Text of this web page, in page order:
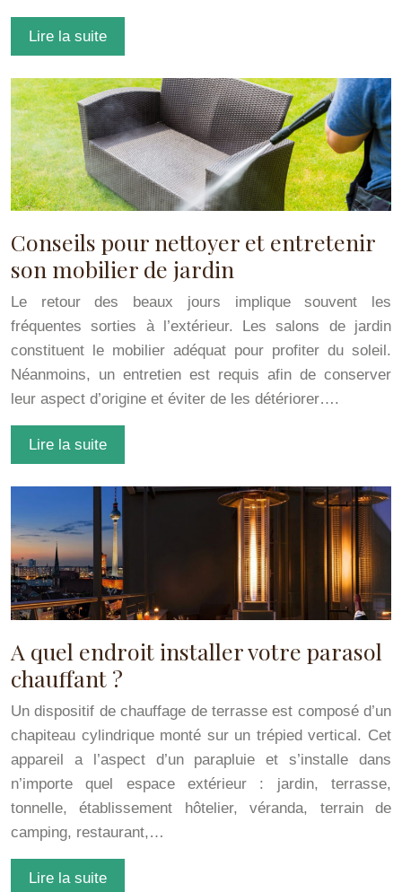
Lire la suite
Conseils pour nettoyer et entretenir
son mobilier de jardin
Le retour des beaux jours implique souvent les
fréquentes sorties à l’extérieur. Les salons de jardin
constituent le mobilier adéquat pour profiter du soleil.
Néanmoins, un entretien est requis afin de conserver
leur aspect d’origine et éviter de les détériorer….
Lire la suite
A quel endroit installer votre parasol
chauffant ?
Un dispositif de chauffage de terrasse est composé d’un
chapiteau cylindrique monté sur un trépied vertical. Cet
appareil a l’aspect d’un parapluie et s’installe dans
n’importe quel espace extérieur : jardin, terrasse,
tonnelle, établissement hôtelier, véranda, terrain de
camping, restaurant,…
Lire la suite